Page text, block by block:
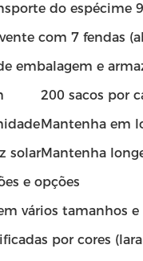
do espécime
com 7 fendas
embalagem e
200 sacos por
Mantenha em
solarMantenha
e opções
vários tamanhos
por cores